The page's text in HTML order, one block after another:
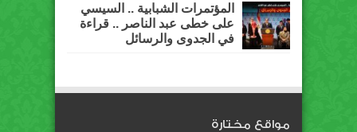
المؤتمرات الشبابية .. السيسي
على خطى عبد الناصر .. قراءة
في الجدوى والرسائل
مواقع مختارة